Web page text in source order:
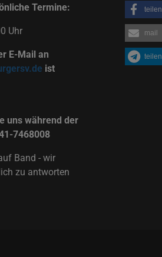
Termine:
Uhr
E-Mail an
ist
uns während der
7468008
Band - wir
zu antworten
teilen
mail
teilen